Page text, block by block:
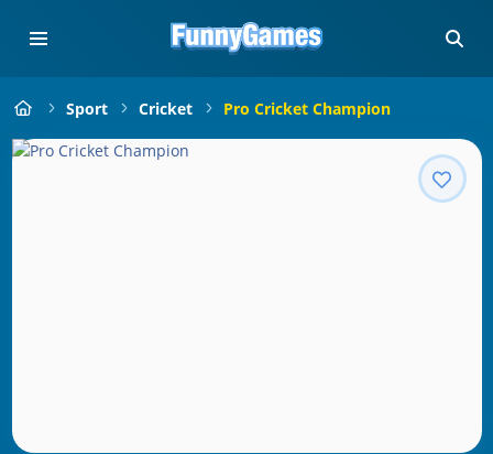
Sport Cricket Pro Cricket Champion